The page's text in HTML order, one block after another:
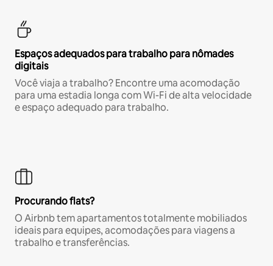
Espaços adequados para trabalho para nômades
digitais
Você viaja a trabalho? Encontre uma acomodação
para uma estadia longa com Wi-Fi de alta velocidade
e espaço adequado para trabalho.
Procurando flats?
O Airbnb tem apartamentos totalmente mobiliados
ideais para equipes, acomodações para viagens a
trabalho e transferências.